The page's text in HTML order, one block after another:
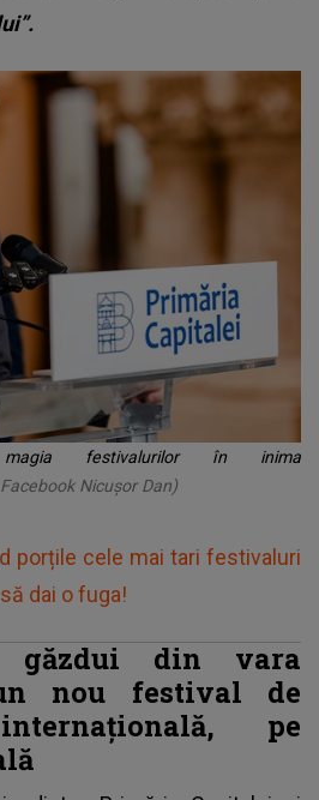
magia festivalurilor în inima
Nicușor Dan)
porțile cele mai tari festivaluri
dai o fuga!
găzdui din vara
nou festival de
pe